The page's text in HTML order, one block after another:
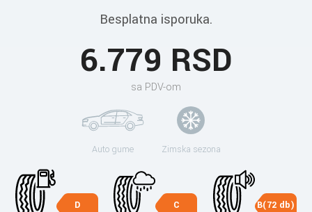
Besplatna isporuka.
6.779 RSD
sa PDV-om
Auto gume Zimska sezona
D C B(72 db)